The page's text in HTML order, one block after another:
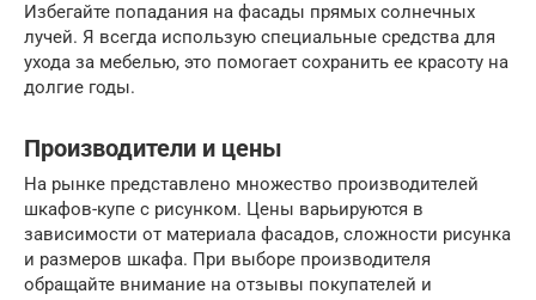
Избегайте попадания на фасады прямых солнечных
лучей. Я всегда использую специальные средства для
ухода за мебелью, это помогает сохранить ее красоту на
долгие годы.
Производители и цены
На рынке представлено множество производителей
шкафов-купе с рисунком. Цены варьируются в
зависимости от материала фасадов, сложности рисунка
и размеров шкафа. При выборе производителя
обращайте внимание на отзывы покупателей и